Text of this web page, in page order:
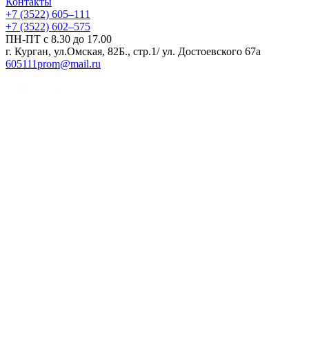
+7 (3522) 605‒111
+7 (3522) 602‒575
ПН-ПТ с 8.30 до 17.00
г. Курган, ул.Омская, 82Б., стр.1/ ул. Достоевского 67а
605111prom@mail.ru